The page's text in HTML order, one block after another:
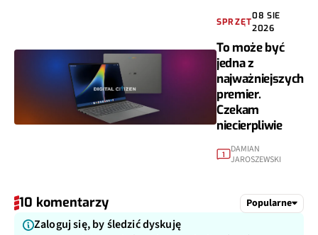
SPRZĘT
08 SIE
2026
To może być
jedna z
najważniejszych
premier.
Czekam
niecierpliwie
1
DAMIAN
JAROSZEWSKI
10 komentarzy Popularne
Zaloguj się, by śledzić dyskuję